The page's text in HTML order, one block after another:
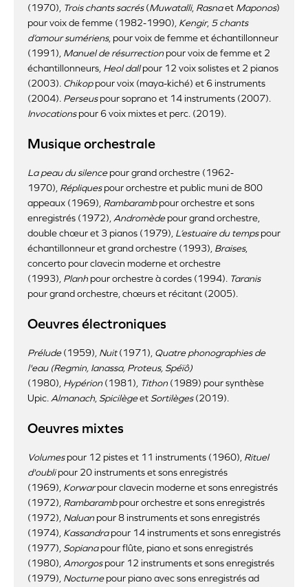
(1970), Trois chants sacrés(Muwatalli, Rasnaet Maponos)
pour voix de femme (1982-1990), Kengir, 5 chants
d’amour sumériens, pour voix de femme et échantillonneur
(1991), Manuel de résurrection pour voix de femme et 2
échantillonneurs, Heol dallpour 12 voix solistes et 2 pianos
(2003). Chikoppour voix (maya-kiché) et 6 instruments
(2004). Perseuspour soprano et 14 instruments (2007).
Invocationspour 6 voix mixtes et perc. (2019).
Musique orchestrale
La peau du silencepour grand orchestre (1962-
1970), Répliquespour orchestre et public muni de 800
appeaux (1969), Rambarambpour orchestre et sons
enregistrés (1972),Andromèdepour grand orchestre,
double chœur et 3 pianos (1979), L’estuaire du tempspour
échantillonneur et grand orchestre (1993), Braises,
concerto pour clavecin moderne et orchestre
(1993), Planh pour orchestre à cordes (1994). Taranis
pour grand orchestre, chœurset récitant (2005).
Oeuvres électroniques
Prélude(1959), Nuit(1971), Quatre phonographies de
l'eau (Regmin, Ianassa, Proteus, Spéïô)
(1980), Hypérion (1981), Tithon (1989) pour synthèse
Upic.Almanach, Spicilègeet Sortilèges(2019).
Oeuvres mixtes
Volumespour 12 pistes et 11 instruments (1960), Rituel
d'oublipour 20 instruments et sons enregistrés
(1969), Korwarpour clavecin moderne et sons enregistrés
(1972), Rambarambpour orchestre et sons enregistrés
(1972), Naluan pour 8 instruments et sons enregistrés
(1974), Kassandrapour 14 instruments et sons enregistrés
(1977), Sopianapour flûte, piano et sons enregistrés
(1980),Amorgospour 12 instruments et sons enregistrés
(1979), Nocturnepour piano avec sons enregistrés ad